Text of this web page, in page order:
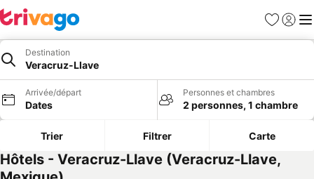
Favoris
Se
Destination
Veracruz-Llave
Arrivée/départ
Dates
Personnes et chambres
2 personnes, 1 chambre
Trier Filtrer Carte
Hôtels - Veracruz-Llave (Veracruz-Llave,